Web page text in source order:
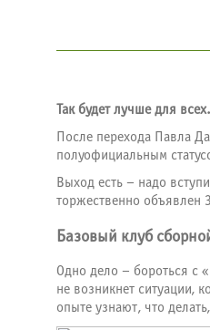
Так будет лучше для всех.
После перехода Павла
полуофициальным
Выход есть – надо
торжественно объявлен
Базовый клуб
Одно дело – бороться с
не возникнет ситуации,
опыте узнают, что